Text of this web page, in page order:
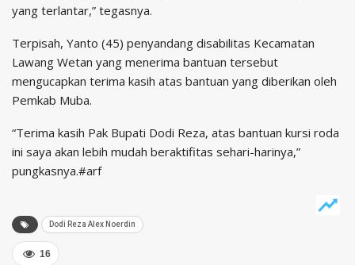
yang terlantar,” tegasnya.
Terpisah, Yanto (45) penyandang disabilitas Kecamatan
Lawang Wetan yang menerima bantuan tersebut
mengucapkan terima kasih atas bantuan yang diberikan oleh
Pemkab Muba.
“Terima kasih Pak Bupati Dodi Reza, atas bantuan kursi roda
ini saya akan lebih mudah beraktifitas sehari-harinya,”
pungkasnya.#arf
Dodi Reza Alex Noerdin
16